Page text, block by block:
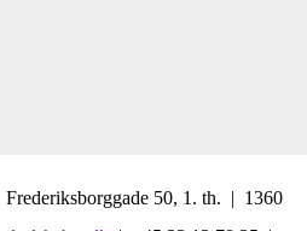
50, 1. th. | 1360